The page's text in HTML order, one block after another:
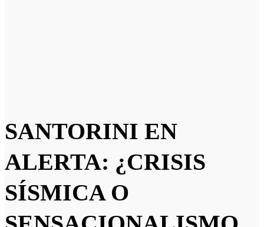
SANTORINI EN
ALERTA: ¿CRISIS
SÍSMICA O